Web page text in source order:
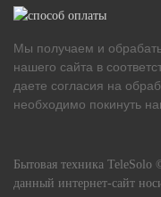
Мы получаем и
нашего сайта в
даете согласия на
необходимо покинуть
Бытовая техника
данный интернет-сайт